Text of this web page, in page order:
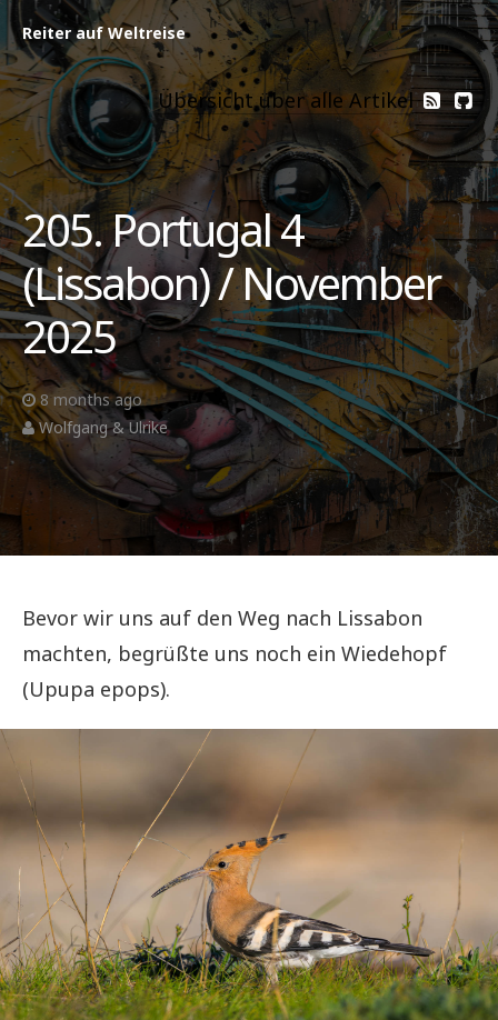
Reiter auf Weltreise
Übersicht über alle Artikel
205. Portugal 4
(Lissabon) / November
2025
8 months ago
Wolfgang & Ulrike
Bevor wir uns auf den Weg nach Lissabon
machten, begrüßte uns noch ein Wiedehopf
(Upupa epops).